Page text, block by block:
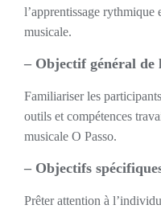
l’apprentissage rythmique
musicale.
– Objectif général de
Familiariser les
outils et compétences
musicale O Passo.
– Objectifs
Prêter attention à